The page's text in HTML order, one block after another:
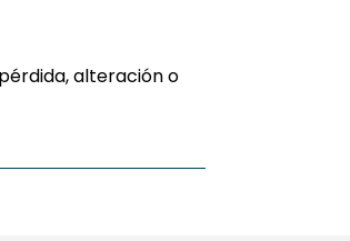
alteración o